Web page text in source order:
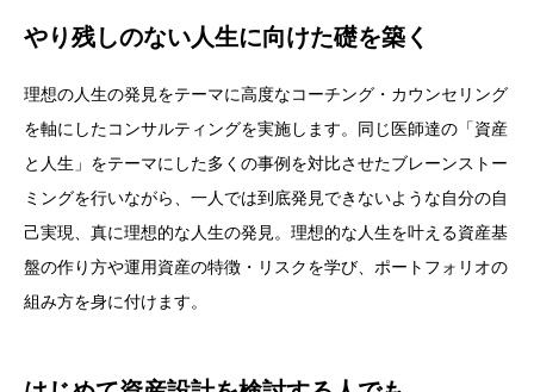
やり残しのない人生に向けた礎を築く
理想の人生の発見をテーマに高度なコーチング・カウンセリング
を軸にしたコンサルティングを実施します。同じ医師達の「資産
と人生」をテーマにした多くの事例を対比させたブレーンストー
ミングを行いながら、一人では到底発見できないような自分の自
己実現、真に理想的な人生の発見。理想的な人生を叶える資産基
盤の作り方や運用資産の特徴・リスクを学び、ポートフォリオの
組み方を身に付けます。